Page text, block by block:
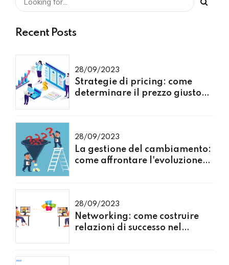
Recent Posts
28/09/2023
Strategie di pricing: come
determinare il prezzo giusto
28/09/2023
La gestione del cambiamento:
come affrontare l'evoluzione
28/09/2023
Networking: come costruire
relazioni di successo nel